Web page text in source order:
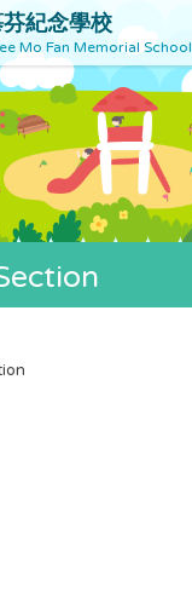
紀念學校
Mo Fan Memorial School